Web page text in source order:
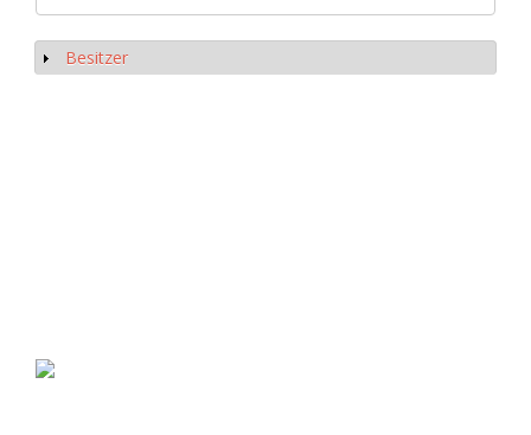
Show
Besitzer